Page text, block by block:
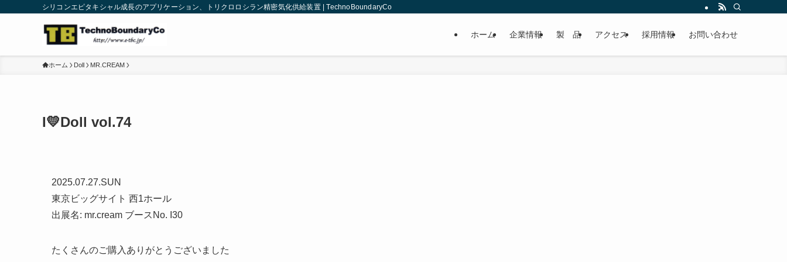
シリコンエピタキシャル成長のアプリケーション、トリクロロシラン精密気化供給装置 | TechnoBoundaryCo
ホーム 企業情報 製 品 アクセス 採用情報 お問い合わせ
ホーム Doll MR.CREAM
I💛Doll vol.74
2025.07.27.SUN
東京ビッグサイト 西1ホール
出展名: mr.cream ブースNo. I30
たくさんのご購入ありがとうございました